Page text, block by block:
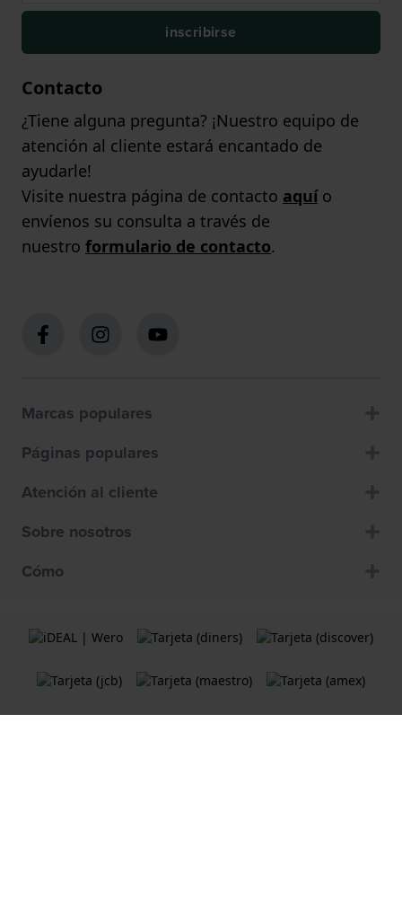
inscribirse
Contacto
¿Tiene alguna pregunta? ¡Nuestro equipo de
atención al cliente estará encantado de
ayudarle!
Visite nuestra página de contacto aquío
envíenos su consulta a través de
nuestro formulario de contacto.
Marcas populares
Páginas populares
Atención al cliente
Sobre nosotros
Cómo